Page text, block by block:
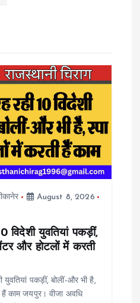
August 8, 2026
विदेशी युवतियां पकड़ीं,
और होटलों में करती
पकड़ीं, बोलीं-और भी है,
काम जयपुर। वीजा अवधि